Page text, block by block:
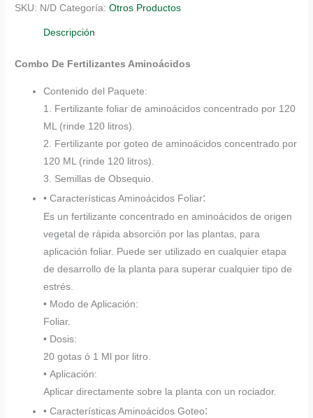
Gulupa
cantidad
SKU: N/D Categoría:Otros Productos
Descripción
Combo De Fertilizantes Aminoácidos
Contenido del Paquete:
1. Fertilizante foliar de aminoácidos concentrado por 120
ML (rinde 120 litros).
2. Fertilizante por goteo de aminoácidos concentrado por
120 ML (rinde 120 litros).
3. Semillas de Obsequio.
• Características Aminoácidos Foliar:
Es un fertilizante concentrado en aminoácidos de origen
vegetal de rápida absorción por las plantas, para
aplicación foliar. Puede ser utilizado en cualquier etapa
de desarrollo de la planta para superar cualquier tipo de
estrés.
• Modo de Aplicación:
Foliar.
• Dosis:
20 gotas ó 1 Ml por litro.
• Aplicación:
Aplicar directamente sobre la planta con un rociador.
• Características Aminoácidos Goteo: